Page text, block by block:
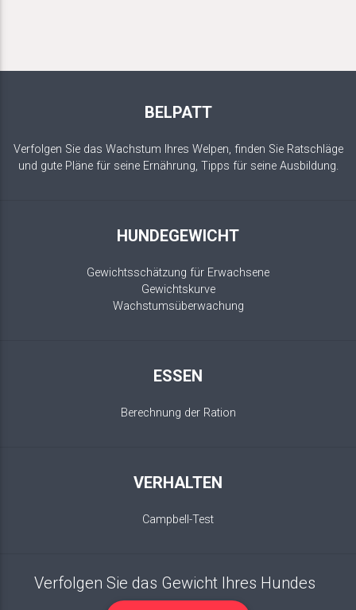
BELPATT
Verfolgen Sie das Wachstum Ihres Welpen, finden Sie Ratschläge
und gute Pläne für seine Ernährung, Tipps für seine Ausbildung.
HUNDEGEWICHT
Gewichtsschätzung für Erwachsene
Gewichtskurve
Wachstumsüberwachung
ESSEN
Berechnung der Ration
VERHALTEN
Campbell-Test
Verfolgen Sie das Gewicht Ihres Hundes